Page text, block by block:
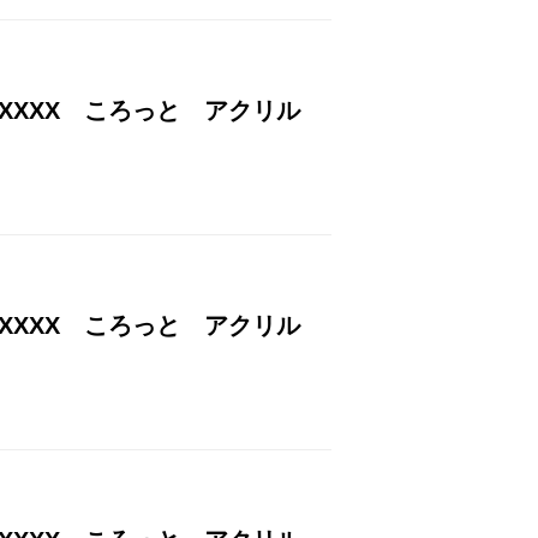
XXXX ころっと アクリル
XXXX ころっと アクリル